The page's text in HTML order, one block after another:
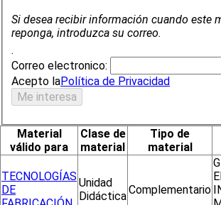
Si desea recibir información cuando este
reponga, introduzca su correo.
.
Correo electronico:
Acepto laPolítica de Privacidad
Material
válido para
Clase de
material
Tipo de
material
TECNOLOGÍAS
DE
Unidad
DidácticaComplementario